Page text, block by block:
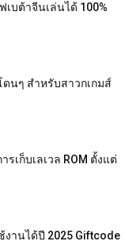
เบต้าจีนเล่นได้ 100%
นๆ สำหรับสาวกเกมส์
รเก็บเลเวล ROM ตั้งแต่
งานได้ปี 2025 Giftcode